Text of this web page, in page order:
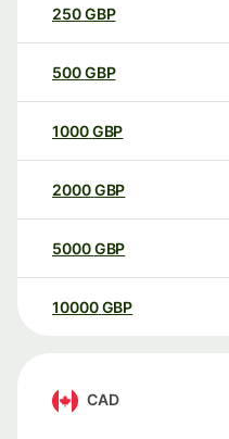
250GBP
500GBP
1000GBP
2000GBP
5000GBP
10000 GBP
CAD